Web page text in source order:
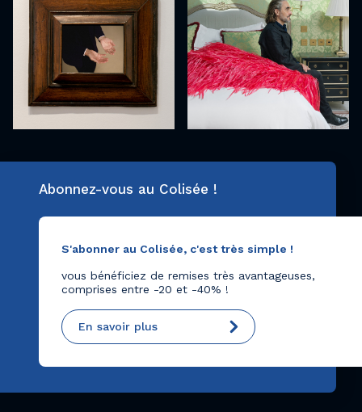
Abonnez-vous au Colisée !
S'abonner au Colisée, c'est très simple !
vous bénéficiez de remises très avantageuses,
comprises entre -20 et -40% !
En savoir plus